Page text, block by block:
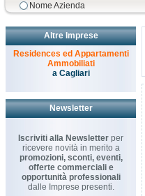
Nome Azienda
Altre Imprese
Residences ed Appartamenti
Ammobiliati
a Cagliari
Newsletter
Iscriviti alla Newsletter per
ricevere novità in merito a
promozioni, sconti, eventi,
offerte commerciali e
opportunità professionali
dalle Imprese presenti.